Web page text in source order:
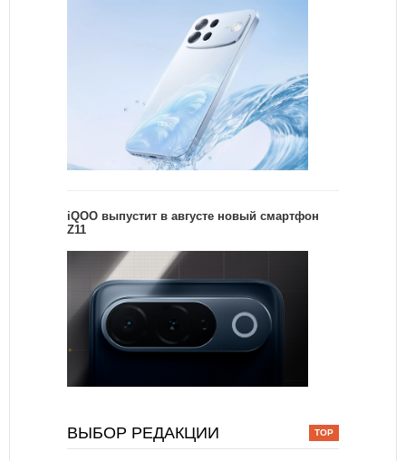
iQOO выпустит в августе новый смартфон
Z11
ВЫБОР РЕДАКЦИИ